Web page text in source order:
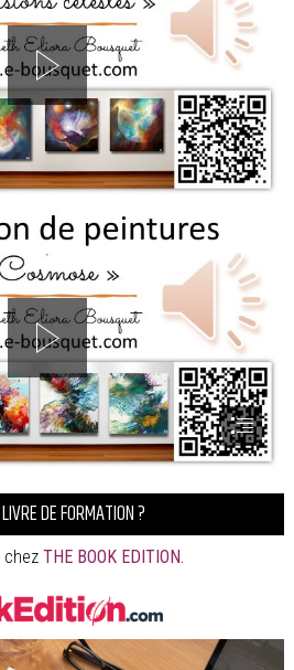
DE FORMATION ?
chez THE BOOK EDITION.